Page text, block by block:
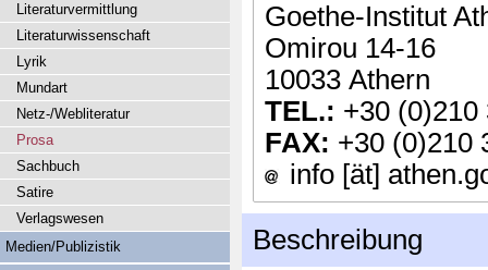
Goethe-Institut
Omirou 14-16
10033 Athern
TEL.: +30 (0)210
FAX: +30 (0)210
info [ät]
Beschreibung
Literaturvermittlung
Literaturwissenschaft
Lyrik
Mundart
Netz-/Webliteratur
Prosa
Sachbuch
Satire
Verlagswesen
Medien/Publizistik